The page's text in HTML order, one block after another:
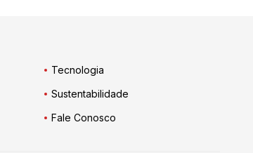
Tecnologia
Sustentabilidade
Fale Conosco